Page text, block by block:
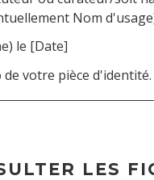
Nom
le [Date]
votre pièce d'identité.
LES